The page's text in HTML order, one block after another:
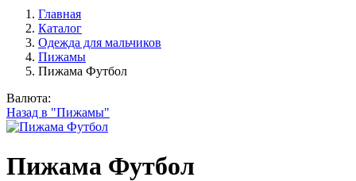
Главная
Каталог
Одежда для мальчиков
Пижамы
Пижама Футбол
Валюта:
Назад в "Пижамы"
Пижама Футбол